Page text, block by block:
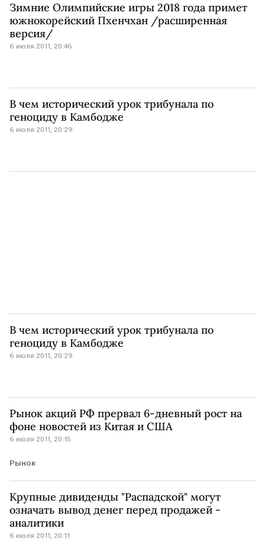
Зимние Олимпийские игры 2018 года примет
южнокорейский Пхенчхан /расширенная
версия/
6 июля 2011, 20:46
В чем исторический урок трибунала по
геноциду в Камбодже
6 июля 2011, 20:29
В чем исторический урок трибунала по
геноциду в Камбодже
6 июля 2011, 20:29
Рынок акций РФ прервал 6-дневный рост на
фоне новостей из Китая и США
6 июля 2011, 20:15
Рынок
Крупные дивиденды "Распадской" могут
означать вывод денег перед продажей -
аналитики
6 июля 2011, 20:11